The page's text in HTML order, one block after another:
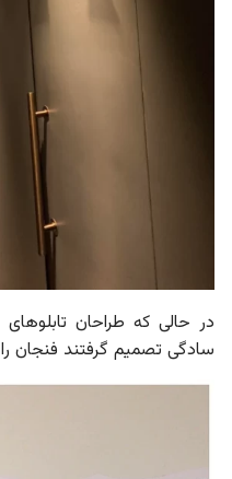
در حالی که طراحان
سادگی تصمیم گرفتند فنجان را